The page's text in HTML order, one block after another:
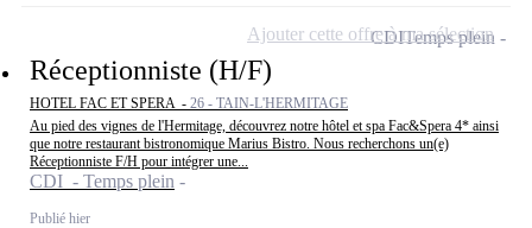
Réceptionniste (H/F)
HOTEL FAC ET SPERA - 26 - TAIN-L'HERMITAGE
Au pied des vignes de l'Hermitage, découvrez notre hôtel et spa Fac&Spera 4* ainsi
que notre restaurant bistronomique Marius Bistro. Nous recherchons un(e)
Réceptionniste F/H pour intégrer une...
CDI - Temps plein
Publié hier
CDITemps plein
Ajouter cette offre à ma sélection